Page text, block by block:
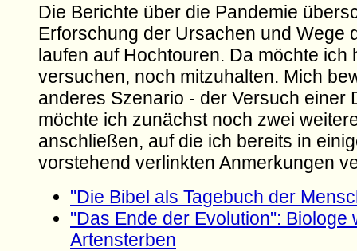
Die Berichte über die Pandemie
Erforschung der Ursachen und Wege
laufen auf Hochtouren. Da möchte ich
versuchen, noch mitzuhalten. Mich
anderes Szenario - der Versuch einer
möchte ich zunächst noch zwei
anschließen, auf die ich bereits in
vorstehend verlinkten Anmerkungen
"Die Bibel als Tagebuch der
"Das Ende der Evolution": Biologe
Artensterben